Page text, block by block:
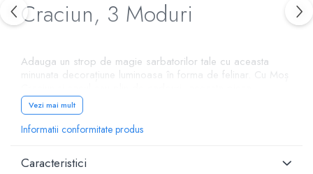
Craciun, 3 Moduri
Adauga un strop de magie sarbatorilor tale cu aceasta
minunata decorațiune luminoasa în forma de felinar. Cu Moș
decorativa aduce o nota de caldura și veselie în orice colț
al casei tale.
Vezi mai mult
Informatii conformitate produs
Caracteristici